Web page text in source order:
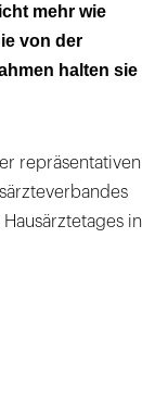
mehr wie
von der
halten sie
repräsentativen
in